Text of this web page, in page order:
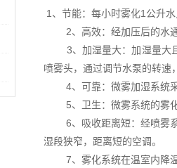
1、节能：每小时雾化1公升
2、高效：经加压后的水通
3、加湿量大：加湿量大且
喷雾头，通过调节水泵的转速
4、可靠：微雾加湿系统采
5、卫生：微雾系统的雾化
6、吸收距离短：经喷雾系
湿段狭窄，距离短的空调。
7、雾化系统在温室内降温